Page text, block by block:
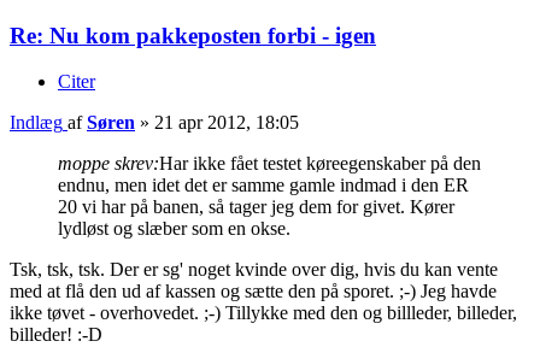
Re: Nu kom pakkeposten forbi - igen
Citer
Indlæg afSøren » 21 apr 2012, 18:05
moppe skrev:Har ikke fået testet køreegenskaber på den
endnu, men idet det er samme gamle indmad i den ER
20 vi har på banen, så tager jeg dem for givet. Kører
lydløst og slæber som en okse.
Tsk, tsk, tsk. Der er sg' noget kvinde over dig, hvis du kan vente
med at flå den ud af kassen og sætte den på sporet. ;-) Jeg havde
ikke tøvet - overhovedet. ;-) Tillykke med den og billleder, billeder,
billeder! :-D